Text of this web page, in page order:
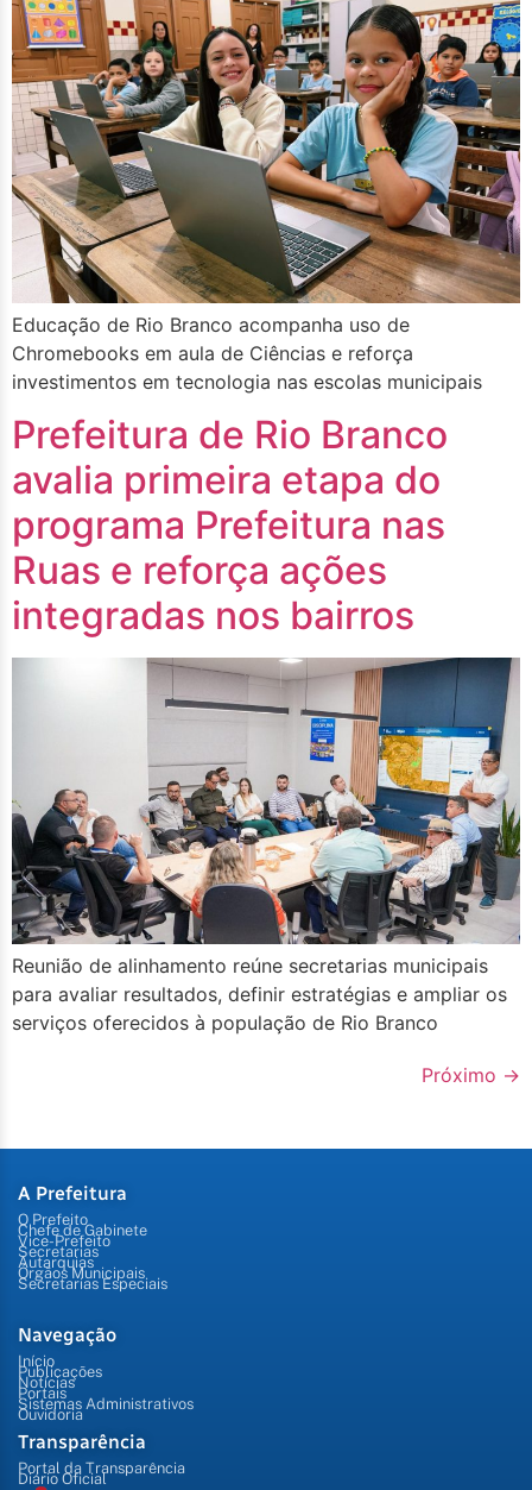
Educação de Rio Branco acompanha uso de
Chromebooks em aula de Ciências e reforça
investimentos em tecnologia nas escolas municipais
Prefeitura de Rio Branco
avalia primeira etapa do
programa Prefeitura nas
Ruas e reforça ações
integradas nos bairros
Reunião de alinhamento reúne secretarias municipais
para avaliar resultados, definir estratégias e ampliar os
serviços oferecidos à população de Rio Branco
Próximo →
A Prefeitura
O Prefeito
Chefe de Gabinete
Vice-Prefeito
Secretarias
Autarquias
Órgãos Municipais
Secretarias Especiais
Navegação
Início
Publicações
Notícias
Portais
Sistemas Administrativos
Ouvidoria
Transparência
Portal da Transparência
Diário Oficial